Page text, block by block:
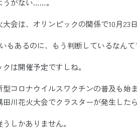
うがない……。
会は、オリンピックの関係で10月23
もあるのに、もう判断しているなん
は開催予定ですしね。
型コロナウイルスワクチンの普及も
川花火大会でクラスターが発生した
しかありません。